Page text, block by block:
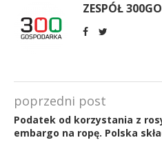
ZESPÓŁ
poprzedni post
Podatek od korzystania z
embargo na ropę. Polska